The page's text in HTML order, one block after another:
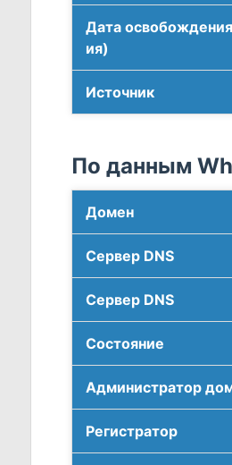
Дата
ия)
Источник
По данным
Домен
Сервер DNS
Сервер DNS
Соcтояние
Администратор
Регистратор